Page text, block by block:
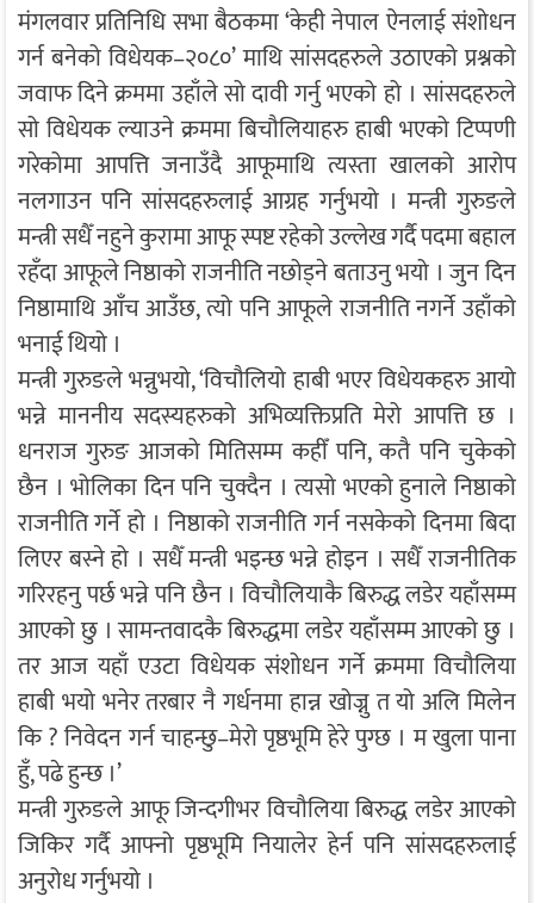
मंगलवार प्रतिनिधि सभा बैठकमा ‘केही नेपाल ऐनलाई संशोधन
गर्न बनेको विधेयक–२०८०’ माथि सांसदहरुले उठाएको प्रश्नको
जवाफ दिने क्रममा उहाँले सो दावी गर्नु भएको हो । सांसदहरुले
सो विधेयक ल्याउने क्रममा बिचौलियाहरु हाबी भएको टिप्पणी
गरेकोमा आपत्ति जनाउँदै आफूमाथि त्यस्ता खालको आरोप
नलगाउन पनि सांसदहरुलाई आग्रह गर्नुभयो । मन्त्री गुरुङले
मन्त्री सधैँ नहुने कुरामा आफू स्पष्ट रहेको उल्लेख गर्दै पदमा बहाल
रहँदा आफूले निष्ठाको राजनीति नछोड्ने बताउनु भयो । जुन दिन
निष्ठामाथि आँच आउँछ, त्यो पनि आफूले राजनीति नगर्ने उहाँको
भनाई थियो ।
मन्त्री गुरुङले भन्नुभयो, ‘विचौलियो हाबी भएर विधेयकहरु आयो
भन्ने माननीय सदस्यहरुको अभिव्यक्तिप्रति मेरो आपत्ति छ ।
धनराज गुरुङ आजको मितिसम्म कहीँ पनि, कतै पनि चुकेको
छैन । भोलिका दिन पनि चुक्दैन । त्यसो भएको हुनाले निष्ठाको
राजनीति गर्ने हो । निष्ठाको राजनीति गर्न नसकेको दिनमा बिदा
लिएर बस्ने हो । सधैँ मन्त्री भइन्छ भन्ने होइन । सधैँ राजनीतिक
गरिरहनु पर्छ भन्ने पनि छैन । विचौलियाकै बिरुद्ध लडेर यहाँसम्म
आएको छु । सामन्तवादकै बिरुद्धमा लडेर यहाँसम्म आएको छु ।
तर आज यहाँ एउटा विधेयक संशोधन गर्ने क्रममा विचौलिया
हाबी भयो भनेर तरबार नै गर्धनमा हान्न खोज्नु त यो अलि मिलेन
कि ? निवेदन गर्न चाहन्छु–मेरो पृष्ठभूमि हेरे पुग्छ । म खुला पाना
हुँ, पढे हुन्छ ।’
मन्त्री गुरुङले आफू जिन्दगीभर विचौलिया बिरुद्ध लडेर आएको
जिकिर गर्दै आफ्नो पृष्ठभूमि नियालेर हेर्न पनि सांसदहरुलाई
अनुरोध गर्नुभयो ।